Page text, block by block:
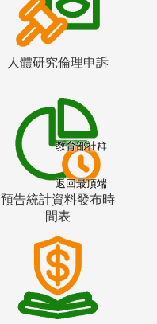
人體研究倫理申訴
預告統計資料發布時
間表
教育部社群
返回最頂端